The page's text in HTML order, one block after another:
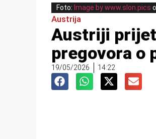
Foto: Image by www.slon.pics
Austrija
Austriji
pregovora o
19/05/2026 14:22